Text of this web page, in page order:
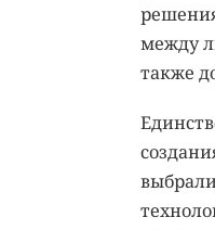
между
также